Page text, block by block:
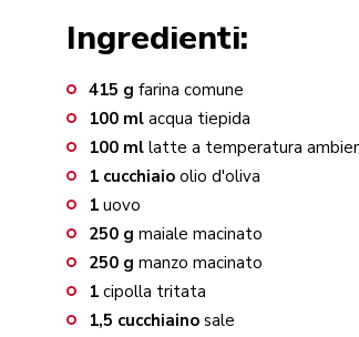
Ingredienti:
415 g farina comune
100 ml acqua tiepida
100 ml latte a temperatura
1 cucchiaio olio d'oliva
1 uovo
250 g maiale macinato
250 g manzo macinato
1 cipolla tritata
1,5 cucchiaino sale